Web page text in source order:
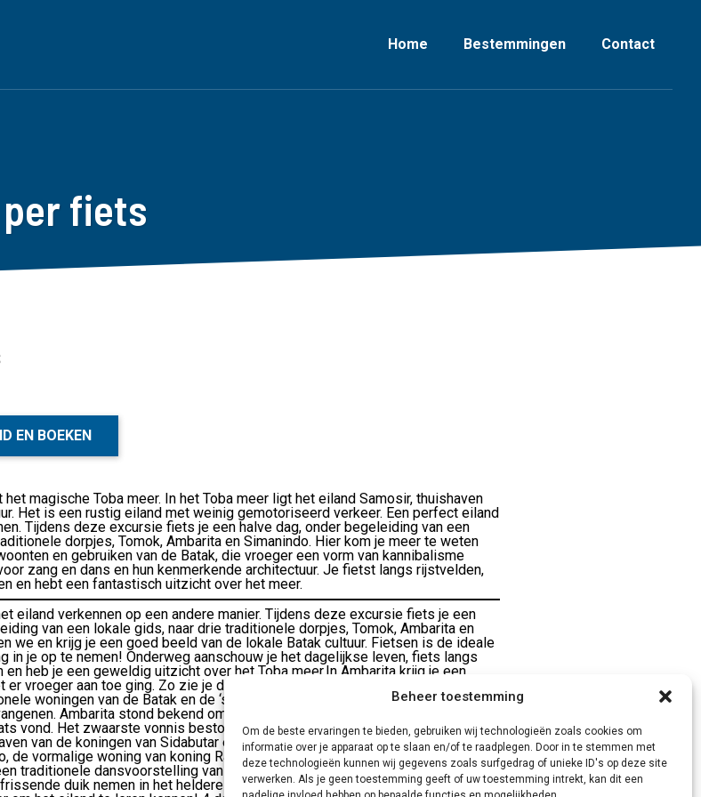
Beheer toestemming
Om de beste ervaringen te bieden, gebruiken wij technologieën zoals cookies om
informatie over je apparaat op te slaan en/of te raadplegen. Door in te stemmen met
deze technologieën kunnen wij gegevens zoals surfgedrag of unieke ID's op deze site
verwerken. Als je geen toestemming geeft of uw toestemming intrekt, kan dit een
Home Bestemmingen Contact
fiets
EN BOEKEN
magische Toba meer. In het Toba meer ligt het eiland Samosir, thuishaven
Het is een rustig eiland met weinig gemotoriseerd verkeer. Een perfect eiland
Tijdens deze excursie fiets je een halve dag, onder begeleiding van een
dorpjes, Tomok, Ambarita en Simanindo. Hier kom je meer te weten
en gebruiken van de Batak, die vroeger een vorm van kannibalisme
zang en dans en hun kenmerkende architectuur. Je fietst langs rijstvelden,
en hebt een fantastisch uitzicht over het meer.
eiland verkennen op een andere manier. Tijdens deze excursie fiets je een
van een lokale gids, naar drie traditionele dorpjes, Tomok, Ambarita en
we en krijg je een goed beeld van de lokale Batak cultuur. Fietsen is de ideale
in je op te nemen! Onderweg aanschouw je het dagelijkse leven, fiets langs
heb je een geweldig uitzicht over het Toba meer.In Ambarita krijg je een
vroeger aan toe ging. Zo zie je de plek waar de koning van de Batak Toba
woningen van de Batak en de ‘stenen tafel en stoel’ waar vergaderd werd
Ambarita stond bekend om een vorm van kannibalisme, wat tot ver in
vond. Het zwaarste vonnis bestond uit een gruwelijk einde. Tomok is bekend
van de koningen van Sidabutar en de traditionele huizen. Ook bezoek je het
de vormalige woning van koning Rajah Simalungun en zijn veertien vrouwen. In
traditionele dansvoorstelling van de Batak Toba bijwonen en ervaren. Als
duik nemen in het heldere water van het Toba meer. Een bijzondere